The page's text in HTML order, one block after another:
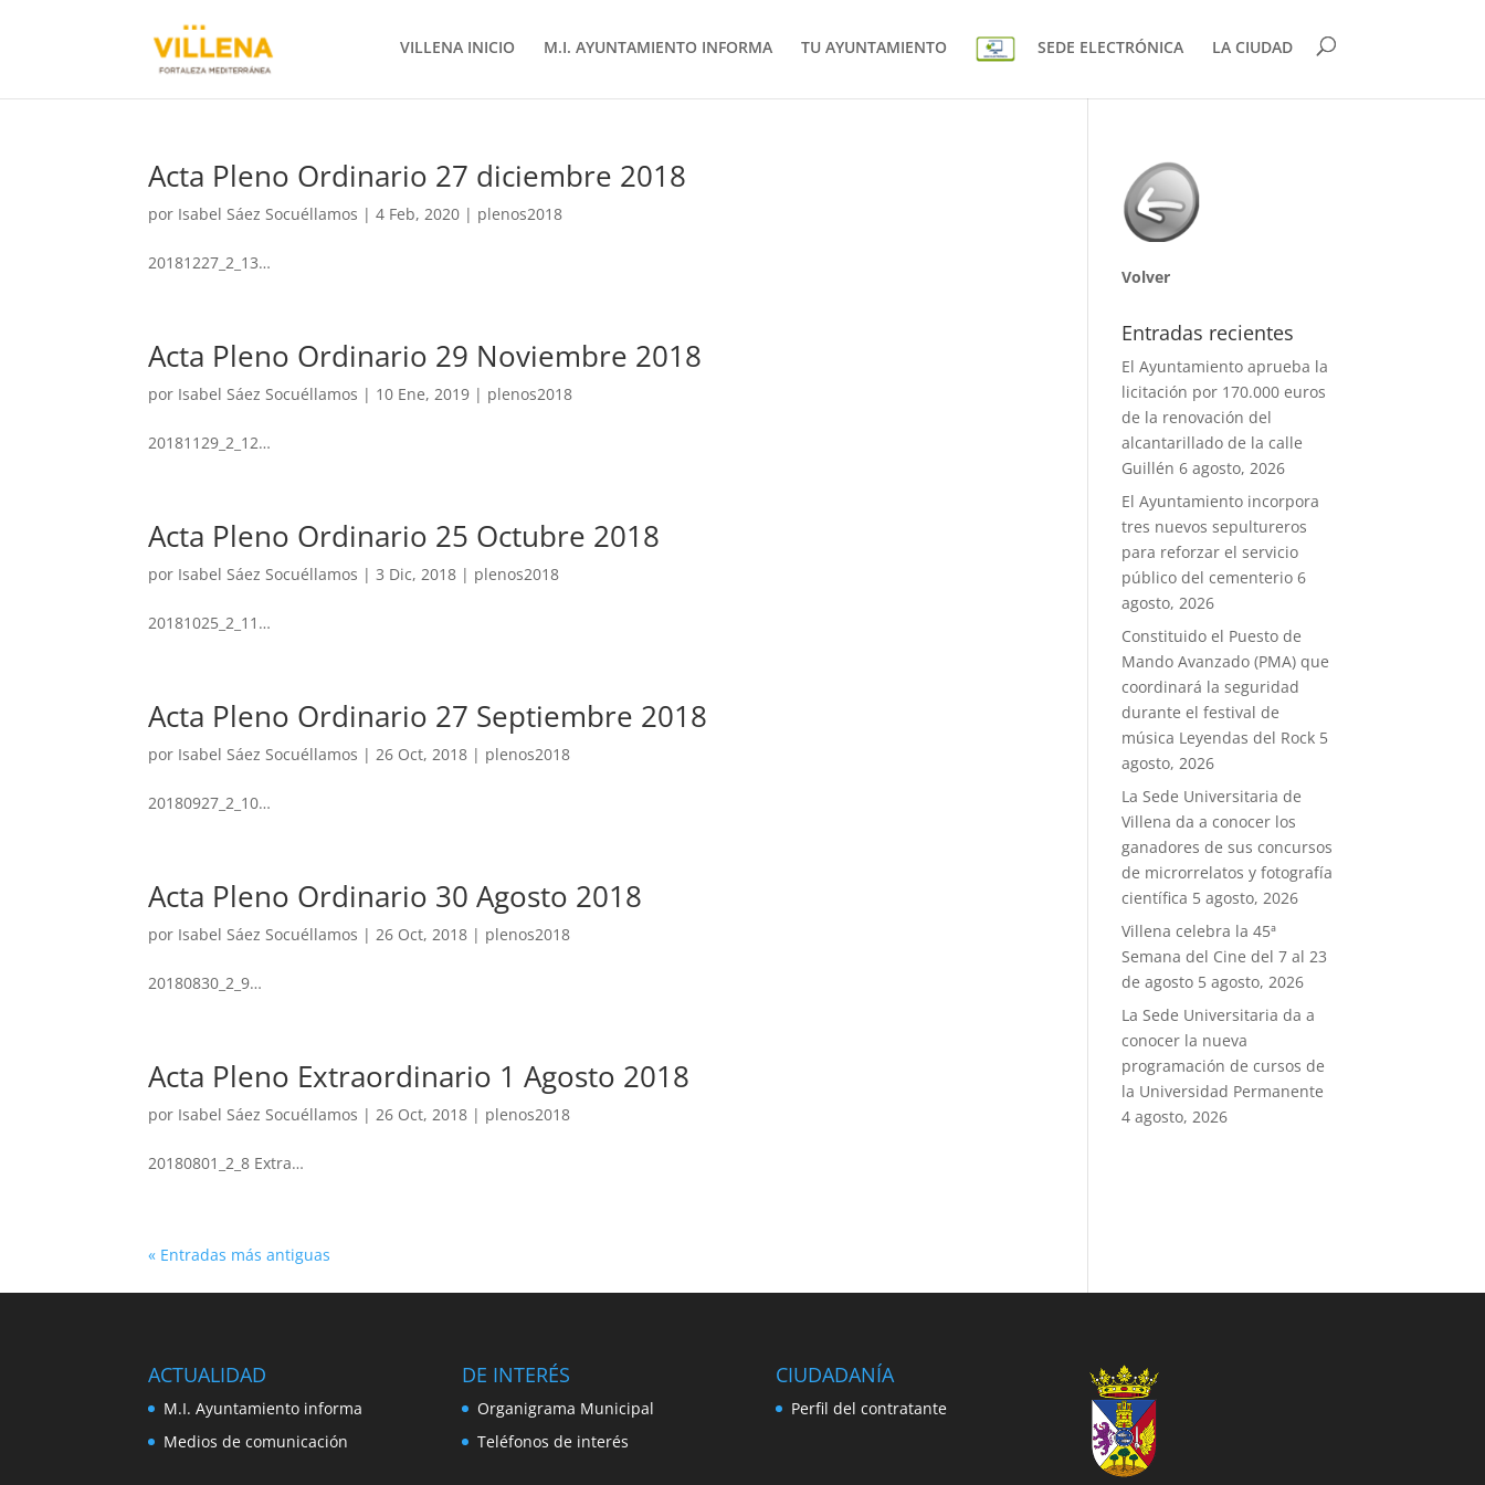
VILLENA INICIO M.I. AYUNTAMIENTO INFORMA TU AYUNTAMIENTO SEDE ELECTRÓNICA LA CIUDAD
Acta Pleno Ordinario 27 diciembre 2018
por Isabel Sáez Socuéllamos |4 Feb, 2020 | plenos2018
20181227_2_13…
Acta Pleno Ordinario 29 Noviembre 2018
por Isabel Sáez Socuéllamos | 10 Ene, 2019 | plenos2018
20181129_2_12…
Acta Pleno Ordinario 25 Octubre 2018
por Isabel Sáez Socuéllamos |3 Dic, 2018 | plenos2018
20181025_2_11…
Acta Pleno Ordinario 27 Septiembre 2018
por Isabel Sáez Socuéllamos |26 Oct, 2018 | plenos2018
20180927_2_10…
Acta Pleno Ordinario 30 Agosto 2018
por Isabel Sáez Socuéllamos |26 Oct, 2018 | plenos2018
20180830_2_9…
Acta Pleno Extraordinario 1 Agosto 2018
por Isabel Sáez Socuéllamos |26 Oct, 2018 | plenos2018
20180801_2_8 Extra…
« Entradas más antiguas
Volver
Entradas recientes
El Ayuntamiento aprueba la
licitación por 170.000 euros
de la renovación del
alcantarillado de la calle
Guillén 6 agosto, 2026
El Ayuntamiento incorpora
tres nuevos sepultureros
para reforzar el servicio
público del cementerio 6
agosto, 2026
Constituido el Puesto de
Mando Avanzado (PMA) que
coordinará la seguridad
durante el festival de
música Leyendas del Rock 5
agosto, 2026
La Sede Universitaria de
Villena da a conocer los
ganadores de sus concursos
de microrrelatos y fotografía
científica 5 agosto, 2026
Villena celebra la 45ª
Semana del Cine del 7 al 23
de agosto 5 agosto, 2026
La Sede Universitaria da a
conocer la nueva
programación de cursos de
la Universidad Permanente
4 agosto, 2026
ACTUALIDAD
M.I. Ayuntamiento informa
Medios de comunicación
DE INTERÉS
Organigrama Municipal
Teléfonos de interés
CIUDADANÍA
Perfil del contratante